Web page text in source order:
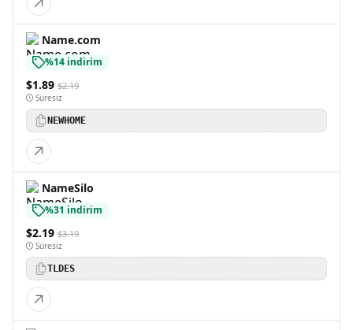
Name.com
%14 indirim
$1.89 $2.19
Süresiz
NEWHOME
NameSilo
%31 indirim
$2.19 $3.19
Süresiz
TLDES